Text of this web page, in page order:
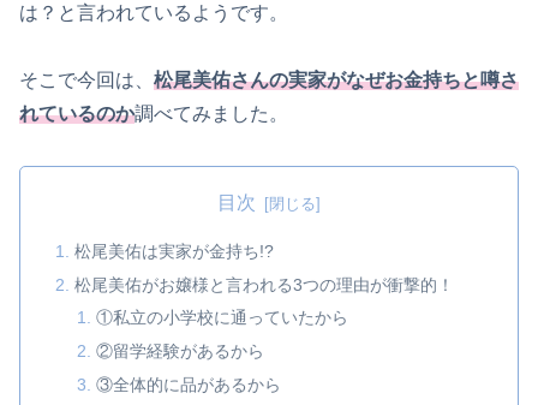
は？と言われているようです。
そこで今回は、 松尾美佑さんの実家がなぜお金持ちと噂さ
れているのか調べてみました。
目次
松尾美佑は実家が金持ち!?
松尾美佑がお嬢様と言われる3つの理由が衝撃的！
①私立の小学校に通っていたから
②留学経験があるから
③全体的に品があるから